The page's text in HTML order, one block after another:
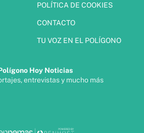
POLÍTICA DE COOKIES
CONTACTO
TU VOZ EN EL POLÍGONO
Hoy Noticias
entrevistas y mucho más